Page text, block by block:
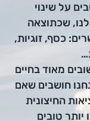
על שינוי
שכתוצאה
כסף, זוגיות,
מאוד בחיים
חושבים שאם
החיצונית
יותר טובים